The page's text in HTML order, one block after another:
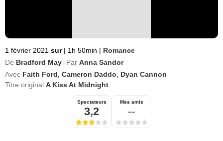
1 février 2021 sur | 1h 50min | Romance
De Bradford May Par Anna Sandor
Avec Faith Ford Cameron Daddo
Dyan Cannon
Titre original A Kiss At Midnight
Spectateurs
3,2
Mes amis
--